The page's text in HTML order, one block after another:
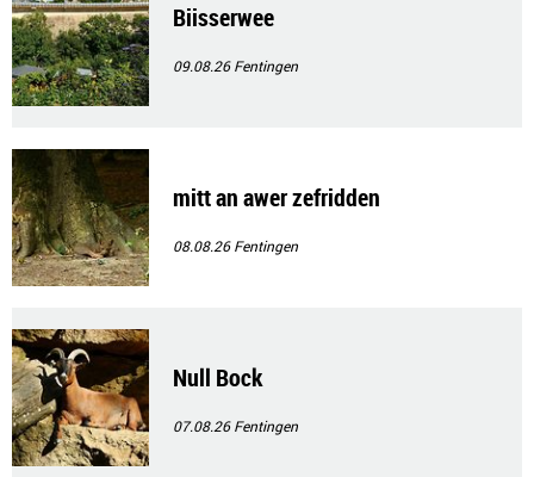
Biisserwee
09.08.26Fentingen
mitt an awer zefridden
08.08.26Fentingen
Null Bock
07.08.26Fentingen